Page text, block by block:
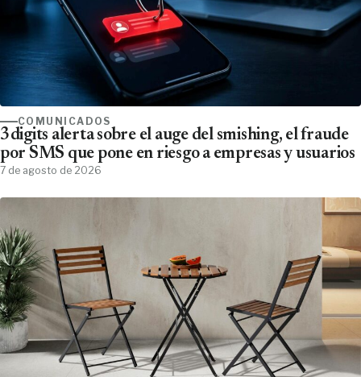
COMUNICADOS
3digits alerta sobre el auge del smishing, el fraude
por SMS que pone en riesgo a empresas y usuarios
7 de agosto de 2026